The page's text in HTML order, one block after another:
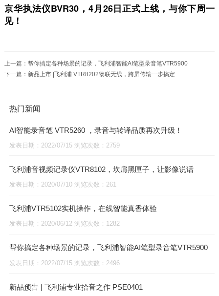
京华执法仪BVR30，4月26日正式上线，与你下周一
见！
上一篇： 帮你搞定各种场景的记录，飞利浦智能AI笔型录音笔VTR5900
下一篇： 新品上市 |飞利浦 VTR8202物联无线，跨屏传输一步搞定
热门新闻
AI智能录音笔 VTR5260 ，录音与转译品质再次升级！
发表日期：2022/07/15 浏览次数：2759
飞利浦音视频记录仪VTR8102，坎肩黑匣子，让影像说话
发表日期：2020/07/10 浏览次数：261
飞利浦VTR5102实机操作，在线智能真香体验
发表日期：2020/06/12 浏览次数：1282
帮你搞定各种场景的记录，飞利浦智能AI笔型录音笔VTR5900
发表日期：2022/07/15 浏览次数：2496
新品预告 | 飞利浦专业拾音之作 PSE0401